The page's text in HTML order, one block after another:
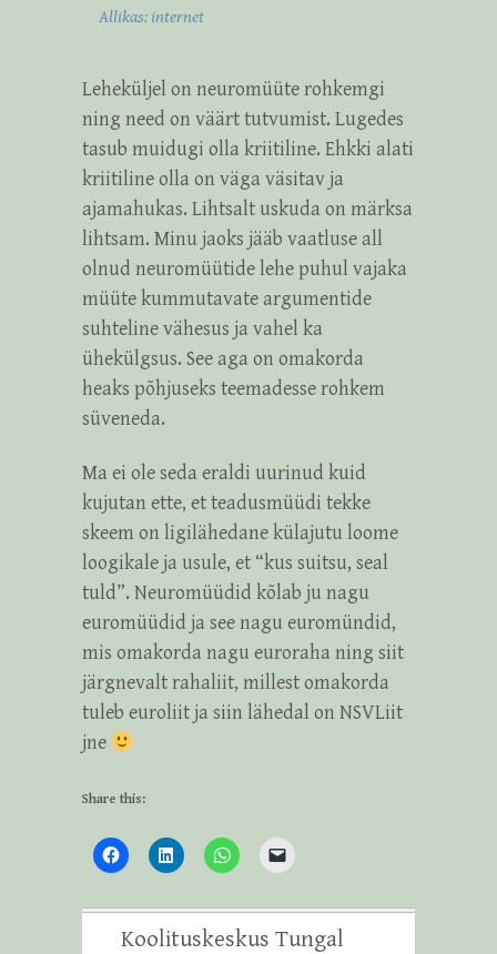
Allikas: internet
Leheküljel on neuromüüte rohkemgi
ning need on väärt tutvumist. Lugedes
tasub muidugi olla kriitiline. Ehkki alati
kriitiline olla on väga väsitav ja
ajamahukas. Lihtsalt uskuda on märksa
lihtsam. Minu jaoks jääb vaatluse all
olnud neuromüütide lehe puhul vajaka
müüte kummutavate argumentide
suhteline vähesus ja vahel ka
ühekülgsus. See aga on omakorda
heaks põhjuseks teemadesse rohkem
süveneda.
Ma ei ole seda eraldi uurinud kuid
kujutan ette, et teadusmüüdi tekke
skeem on ligilähedane külajutu loome
loogikale ja usule, et “kus suitsu, seal
tuld”. Neuromüüdid kõlab ju nagu
euromüüdid ja see nagu euromündid,
mis omakorda nagu euroraha ning siit
järgnevalt rahaliit, millest omakorda
tuleb euroliit ja siin lähedal on NSVLiit
jne
Share this:
Koolituskeskus Tungal